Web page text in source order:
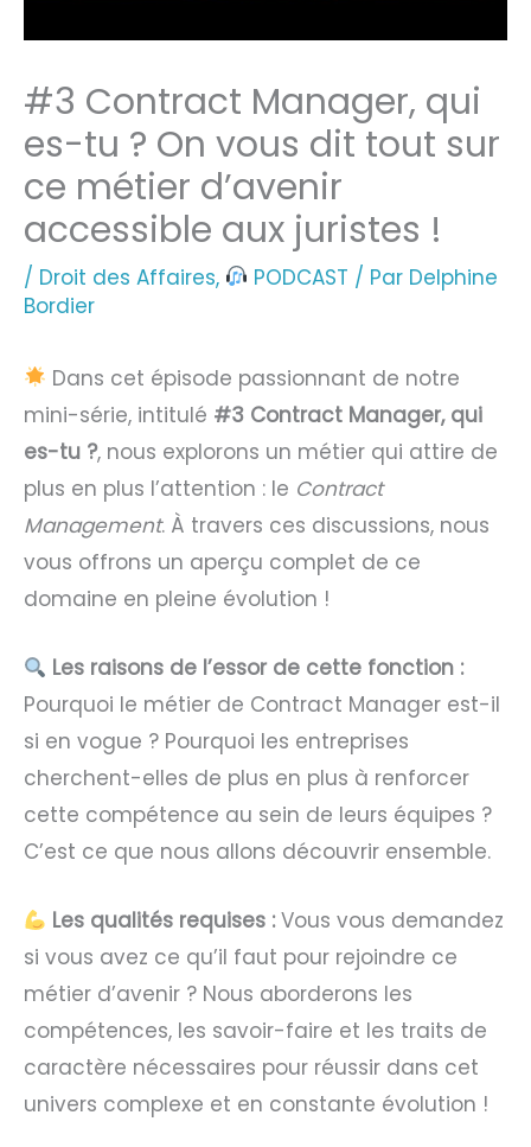
#3 Contract Manager, qui
es-tu ? On vous dit tout sur
ce métier d’avenir
accessible aux juristes !
/ Droit des Affaires, PODCAST / Par Delphine
Bordier
Dans cet épisode passionnant de notre
mini-série, intitulé #3 Contract Manager, qui
es-tu ?, nous explorons un métier qui attire de
plus en plus l’attention : le Contract
Management. À travers ces discussions, nous
vous offrons un aperçu complet de ce
domaine en pleine évolution !
Les raisons de l’essor de cette fonction :
Pourquoi le métier de Contract Manager est-il
si en vogue ? Pourquoi les entreprises
cherchent-elles de plus en plus à renforcer
cette compétence au sein de leurs équipes ?
C’est ce que nous allons découvrir ensemble.
Les qualités requises :Vous vous demandez
si vous avez ce qu’il faut pour rejoindre ce
métier d’avenir ? Nous aborderons les
compétences, les savoir-faire et les traits de
caractère nécessaires pour réussir dans cet
univers complexe et en constante évolution !